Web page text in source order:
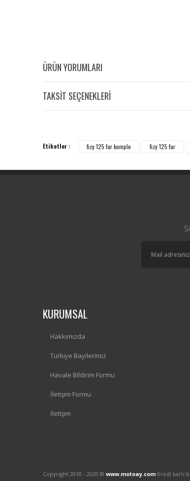
ÜRÜN YORUMLARI
TAKSİT SEÇENEKLERİ
Etiketler : fizy 125 far komple fizy 125 far
KURUMSAL
Hakkımızda
Türkiye Bayilerimiz
Havale Bildirim Formu
İletişim Formu
İletişim
Copyright 2018 - 2020 © www.motoay.com Kredi kartı